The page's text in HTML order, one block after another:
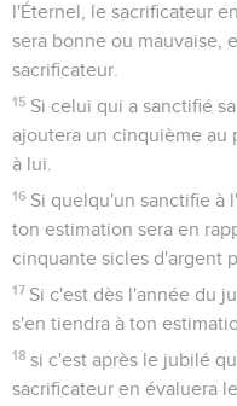
l'Éternel, le sacrificateur
sera bonne ou mauvaise,
sacrificateur.
15 Si celui qui a sanctifié
ajoutera un cinquième au
à lui.
16 Si quelqu'un sanctifie à
ton estimation sera en
cinquante sicles d'argent
17 Si c'est dès l'année du
s'en tiendra à ton
18 si c'est après le jubilé
sacrificateur en évaluera